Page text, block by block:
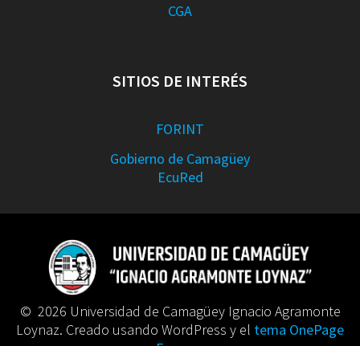
CGA
SITIOS DE INTERÉS
FORINT
Gobierno de Camagüey
EcuRed
© 2026 Universidad de Camagüey Ignacio Agramonte
Loynaz. Creado usando WordPress y el tema OnePage